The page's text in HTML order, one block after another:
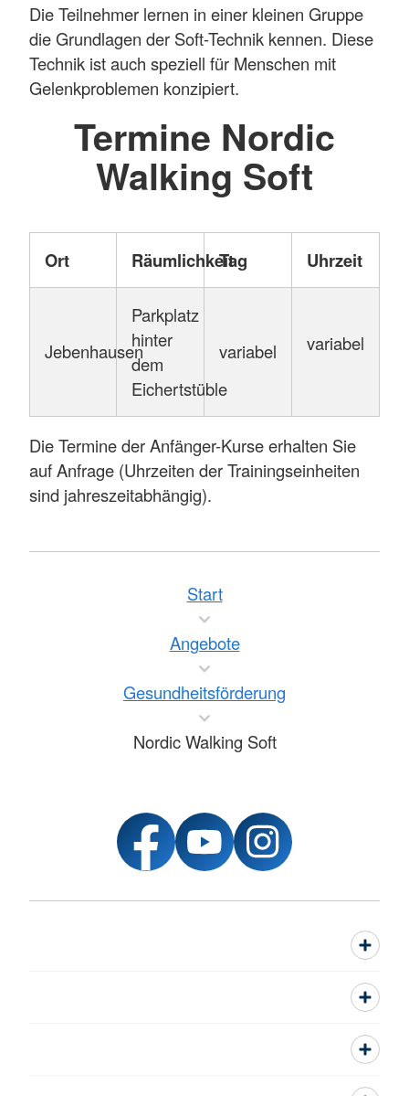
Die Teilnehmer lernen in einer kleinen Gruppe
die Grundlagen der Soft-Technik kennen. Diese
Technik ist auch speziell für Menschen mit
Gelenkproblemen konzipiert.
Termine Nordic
Walking Soft
Ort RäumlichkeitTag Uhrzeit
Jebenhausen
Parkplatz
hinter
dem
Eichertstüble
variabel variabel
Die Termine der Anfänger-Kurse erhalten Sie
auf Anfrage (Uhrzeiten der Trainingseinheiten
sind jahreszeitabhängig).
Start
Angebote
Gesundheitsförderung
Nordic Walking Soft